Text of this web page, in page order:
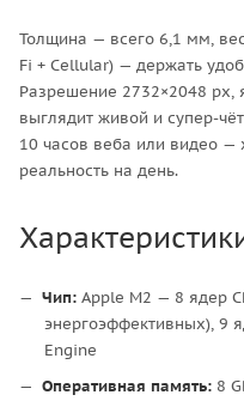
Толщина — всего 6,1 мм,
Fi + Cellular) — держать
Разрешение 2732×2048 px,
выглядит живой и супер-
10 часов веба или видео —
реальность на день.
Чип: Apple M2 — 8 ядер
энергоэффективных), 9
Engine
Оперативная память: 8